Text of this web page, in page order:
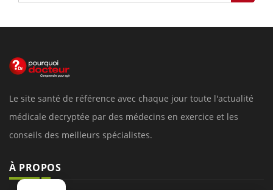
Le site santé de référence avec chaque jour toute l'actualité
médicale decryptée par des médecins en exercice et les
conseils des meilleurs spécialistes.
À PROPOS